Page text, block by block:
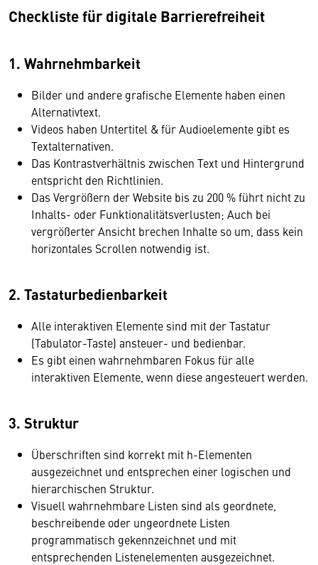
Checkliste für digitale Barrierefreiheit
1. Wahrnehmbarkeit
Bilder und andere grafische Elemente haben einen
Alternativtext.
Videos haben Untertitel & für Audioelemente gibt es
Textalternativen.
Das Kontrastverhältnis zwischen Text und Hintergrund
entspricht den Richtlinien.
Das Vergrößern der Website bis zu 200 % führt nicht zu
Inhalts- oder Funktionalitätsverlusten; Auch bei
vergrößerter Ansicht brechen Inhalte so um, dass kein
horizontales Scrollen notwendig ist.
2. Tastaturbedienbarkeit
Alle interaktiven Elemente sind mit der Tastatur
(Tabulator-Taste) ansteuer- und bedienbar.
Es gibt einen wahrnehmbaren Fokus für alle
interaktiven Elemente, wenn diese angesteuert werden.
3. Struktur
Überschriften sind korrekt mit h-Elementen
ausgezeichnet und entsprechen einer logischen und
hierarchischen Struktur.
Visuell wahrnehmbare Listen sind als geordnete,
beschreibende oder ungeordnete Listen
programmatisch gekennzeichnet und mit
entsprechenden Listenelementen ausgezeichnet.